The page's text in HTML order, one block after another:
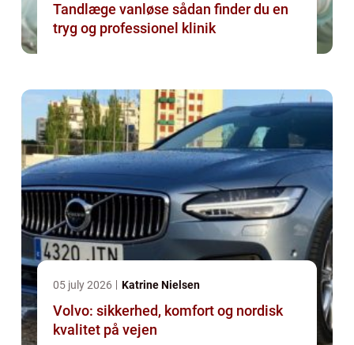
Tandlæge vanløse sådan finder du en
tryg og professionel klinik
05 july 2026 Katrine Nielsen
Volvo: sikkerhed, komfort og nordisk
kvalitet på vejen